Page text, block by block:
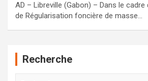
AD – Libreville (Gabon) – Dans le
de Régularisation foncière de masse…
Recherche